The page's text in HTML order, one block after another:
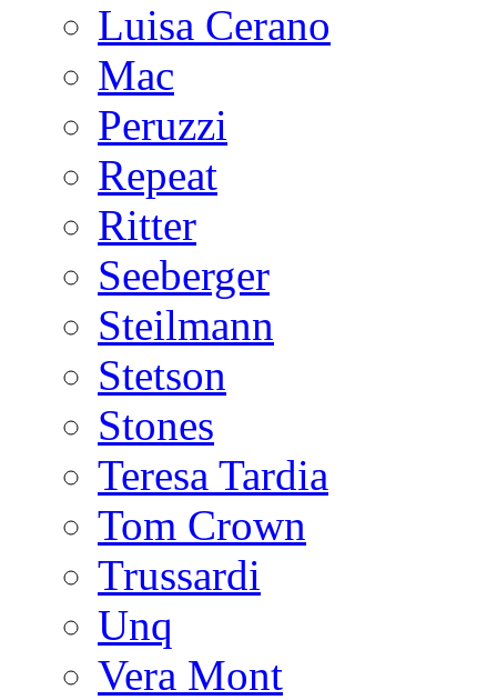
Luisa Cerano
Mac
Peruzzi
Repeat
Ritter
Seeberger
Steilmann
Stetson
Stones
Teresa Tardia
Tom Crown
Trussardi
Unq
Vera Mont